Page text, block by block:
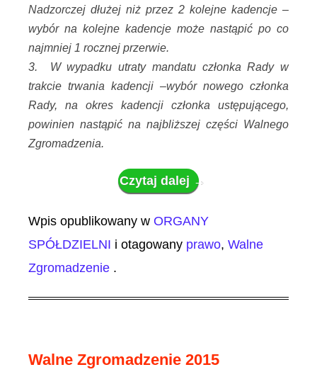
Nadzorczej dłużej niż przez 2 kolejne kadencje –
wybór na kolejne kadencje może nastąpić po co
najmniej 1 rocznej przerwie.
3. W wypadku utraty mandatu członka Rady w
trakcie trwania kadencji –wybór nowego członka
Rady, na okres kadencji członka ustępującego,
powinien nastąpić na najbliższej części Walnego
Zgromadzenia.
Czytaj dalej →
Wpis opublikowany w ORGANY
SPÓŁDZIELNI i otagowany prawo, Walne
Zgromadzenie .
Walne Zgromadzenie 2015